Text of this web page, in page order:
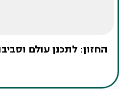
החזון: לתכנן עולם